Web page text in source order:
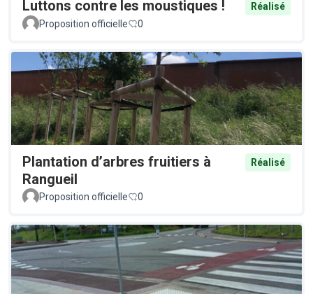
Luttons contre les moustiques !
Réalisé
Proposition officielle
0
Plantation d’arbres fruitiers à
Rangueil
Réalisé
Proposition officielle 0